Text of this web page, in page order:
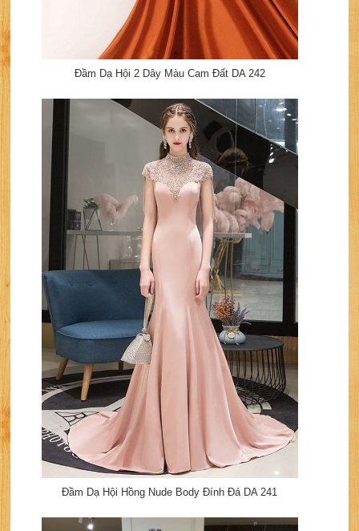
Đầm Dạ Hội 2 Dây Màu Cam Đất DA 242
Đầm Dạ Hội Hồng Nude Body Đính Đá DA 241